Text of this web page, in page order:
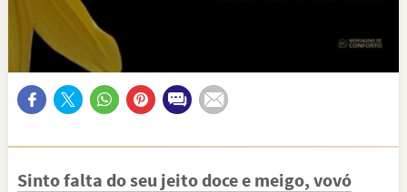
Sinto falta do seu jeito doce e meigo, vovó